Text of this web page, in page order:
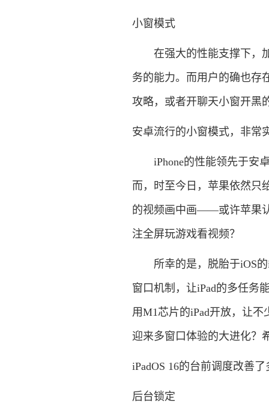
小窗模式
在强大的性能支撑下，加
务的能力。而用户的确也存
攻略，或者开聊天小窗开黑
安卓流行的小窗模式，非常
iPhone的性能领先于安卓
而，时至今日，苹果依然只
的视频画中画——或许苹果
注全屏玩游戏看视频？
所幸的是，脱胎于iOS的
窗口机制，让iPad的多任务
用M1芯片的iPad开放，让不
迎来多窗口体验的大进化？
iPadOS 16的台前调度改善
后台锁定